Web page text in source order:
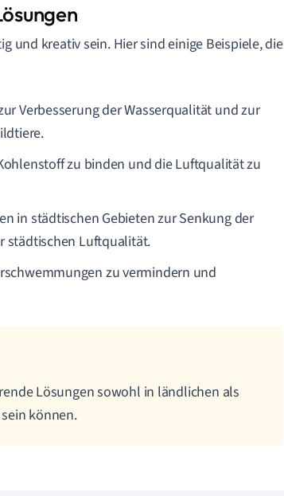
und kreativ sein. Hier sind einige Beispiele, die
Verbesserung der Wasserqualität und zur
zu binden und die Luftqualität zu
in städtischen Gebieten zur Senkung der
städtischen Luftqualität.
zu vermindern und
Lösungen sowohl in ländlichen als
können.